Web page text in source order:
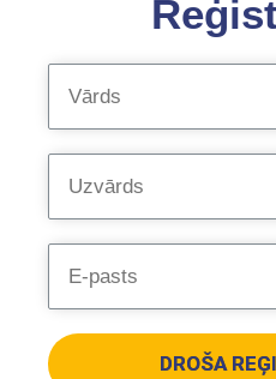
DROŠA